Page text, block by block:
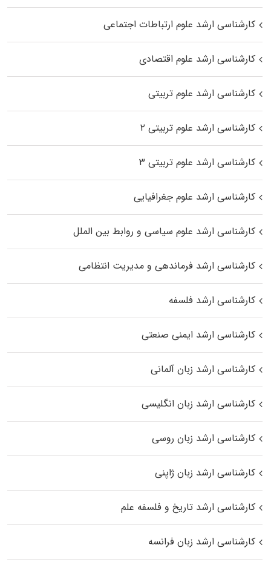
کارشناسی ارشد علوم ارتباطات اجتماعی
کارشناسی ارشد علوم اقتصادی
کارشناسی ارشد علوم تربیتی
کارشناسی ارشد علوم تربیتی ۲
کارشناسی ارشد علوم تربیتی ۳
کارشناسی ارشد علوم جغرافیایی
کارشناسی ارشد علوم سیاسی و روابط بین الملل
کارشناسی ارشد فرماندهی و مدیریت انتظامی
کارشناسی ارشد فلسفه
کارشناسی ارشد ایمنی صنعتی
کارشناسی ارشد زبان آلمانی
کارشناسی ارشد زبان انگلیسی
کارشناسی ارشد زبان روسی
کارشناسی ارشد زبان ژاپنی
کارشناسی ارشد تاریخ و فلسفه علم
کارشناسی ارشد زبان فرانسه